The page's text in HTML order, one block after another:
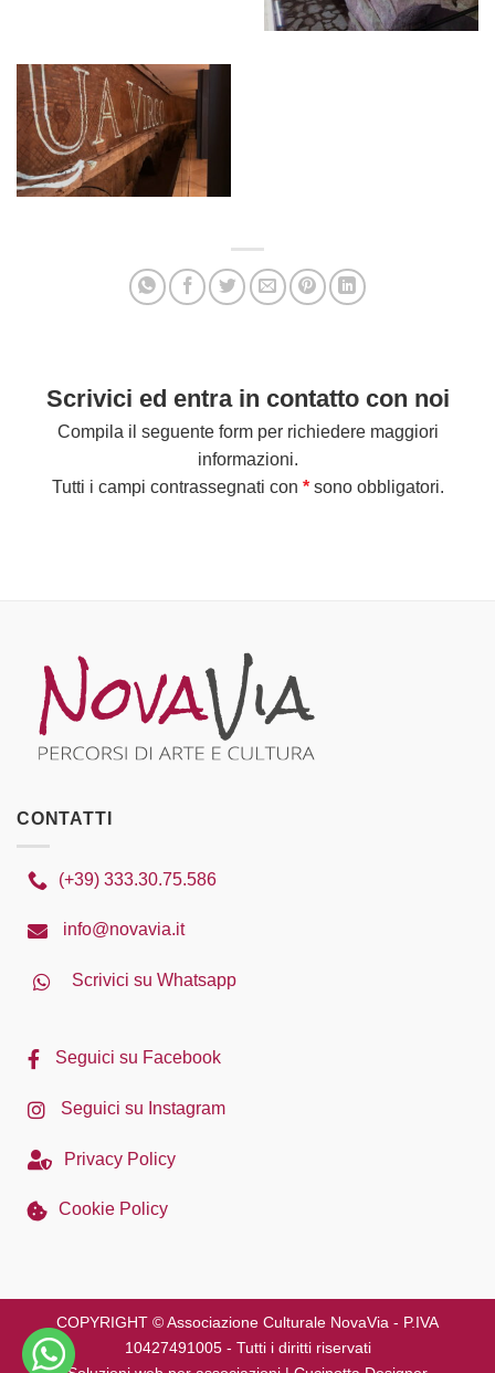
Scrivici ed entra in contatto con noi
Compila il seguente form per richiedere maggiori
informazioni.
Tutti i campi contrassegnati con *sono obbligatori.
CONTATTI
(+39) 333.30.75.586
info@novavia.it
Scrivici su Whatsapp
Seguici su Facebook
Seguici su Instagram
Privacy Policy
Cookie Policy
COPYRIGHT © Associazione Culturale NovaVia - P.IVA
10427491005 - Tutti i diritti riservati